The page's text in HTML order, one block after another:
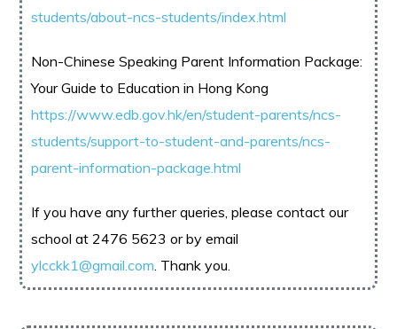
students/about-ncs-students/index.html
Non-Chinese Speaking Parent Information Package:
Your Guide to Education in Hong Kong
https://www.edb.gov.hk/en/student-parents/ncs-
students/support-to-student-and-parents/ncs-
parent-information-package.html
If you have any further queries, please contact our
school at 2476 5623 or by email
ylcckk1@gmail.com. Thank you.